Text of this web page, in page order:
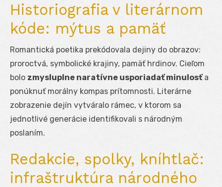
Historiografia v literárnom
kóde: mýtus a pamäť
Romantická poetika prekódovala dejiny do obrazov:
proroctvá, symbolické krajiny, pamäť hrdinov. Cieľom
bolo zmysluplne naratívne usporiadať minulosťa
ponúknuť morálny kompas prítomnosti. Literárne
zobrazenie dejín vytváralo rámec, v ktorom sa
jednotlivé generácie identifikovali s národným
poslaním.
Redakcie, spolky, kníhtlač:
infraštruktúra národného